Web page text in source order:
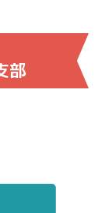
部